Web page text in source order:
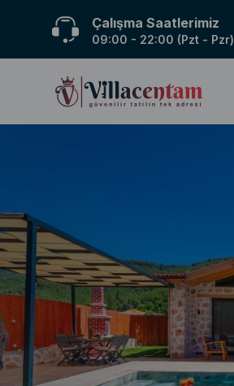
Çalışma Saatlerimiz
09:00 - 22:00 (Pzt - Pzr)